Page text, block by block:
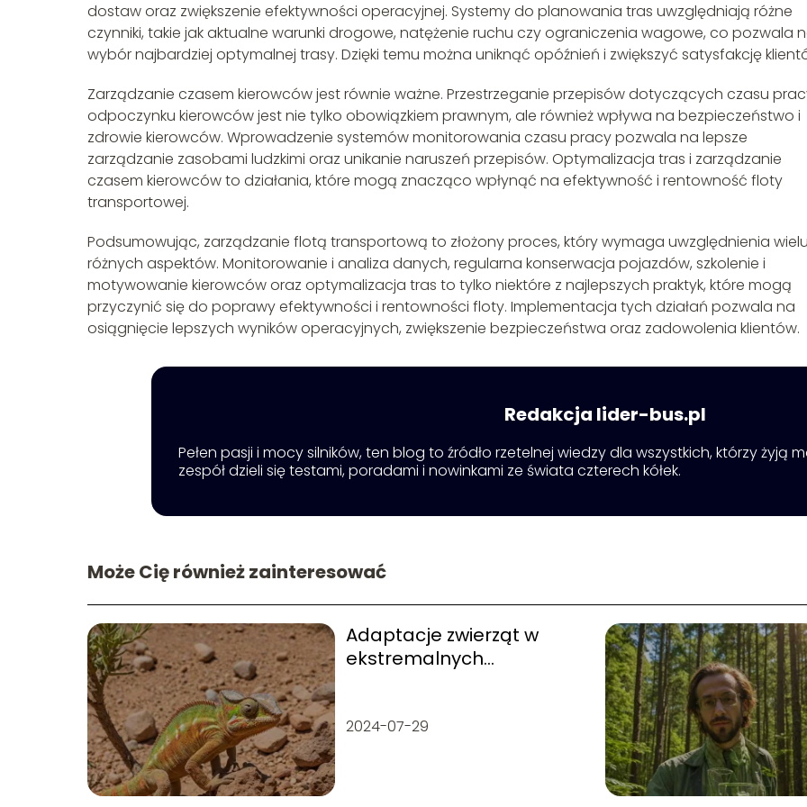
dostaw oraz zwiększenie efektywności operacyjnej. Systemy do planowania tras uwzględniają różne
czynniki, takie jak aktualne warunki drogowe, natężenie ruchu czy ograniczenia wagowe, co pozwala
wybór najbardziej optymalnej trasy. Dzięki temu można uniknąć opóźnień i zwiększyć satysfakcję
Zarządzanie czasem kierowców jest równie ważne. Przestrzeganie przepisów dotyczących czasu
odpoczynku kierowców jest nie tylko obowiązkiem prawnym, ale również wpływa na bezpieczeństwo i
zdrowie kierowców. Wprowadzenie systemów monitorowania czasu pracy pozwala na lepsze
zarządzanie zasobami ludzkimi oraz unikanie naruszeń przepisów. Optymalizacja tras i zarządzanie
czasem kierowców to działania, które mogą znacząco wpłynąć na efektywność i rentowność floty
transportowej.
Podsumowując, zarządzanie flotą transportową to złożony proces, który wymaga uwzględnienia wielu
różnych aspektów. Monitorowanie i analiza danych, regularna konserwacja pojazdów, szkolenie i
motywowanie kierowców oraz optymalizacja tras to tylko niektóre z najlepszych praktyk, które mogą
przyczynić się do poprawy efektywności i rentowności floty. Implementacja tych działań pozwala na
osiągnięcie lepszych wyników operacyjnych, zwiększenie bezpieczeństwa oraz zadowolenia klientów.
Redakcja lider-bus.pl
Pełen pasji i mocy silników, ten blog to źródło rzetelnej wiedzy dla wszystkich, którzy żyją
zespół dzieli się testami, poradami i nowinkami ze świata czterech kółek.
Może Cię również zainteresować
Adaptacje zwierząt w
ekstremalnych
2024-07-29